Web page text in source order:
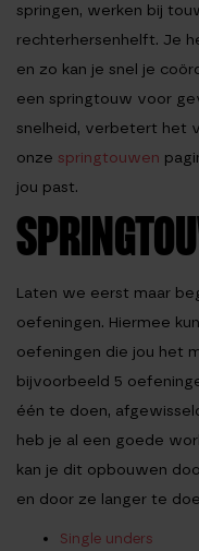
springen, werken bij
rechterhersenhelft. Je
en zo kan je snel je
een springtouw voor
snelheid, verbetert het
onze springtouwen
jou past.
Laten we eerst maar
oefeningen. Hiermee
oefeningen die jou het
bijvoorbeeld 5
één te doen,
heb je al een goede
kan je dit opbouwen
en door ze langer te
Single unders